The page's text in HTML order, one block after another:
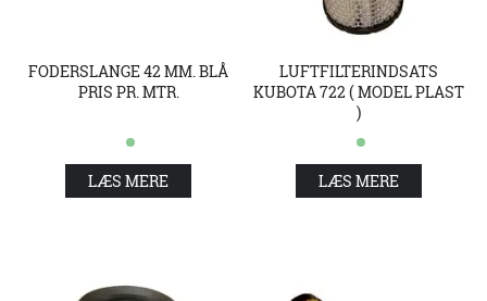
FODERSLANGE 42 MM. BLÅ
PRIS PR. MTR.
LÆS MERE
LUFTFILTERINDSATS
KUBOTA 722 ( MODEL PLAST
)
LÆS MERE